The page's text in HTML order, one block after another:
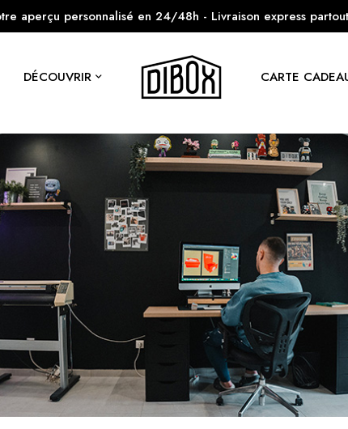
aperçu personnalisé en 24/48h - Livraison express
DÉCOUVRIR CARTE